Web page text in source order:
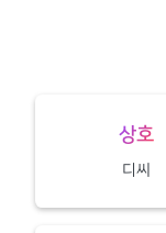
상호
디씨